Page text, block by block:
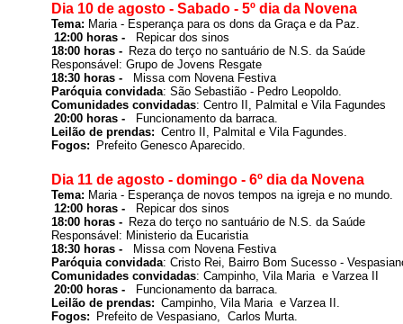
Dia 10 de agosto - Sabado - 5º dia da Novena
Tema: Maria - Esperança para os dons da Graça e da Paz.
12:00 horas -
Repicar dos sinos
18:00 horas - Reza do terço no santuário de N.S. da Saúde
Responsável: Grupo de Jovens Resgate
18:30 horas -
Missa com Novena Festiva
Paróquia convidada: São Sebastião - Pedro Leopoldo.
Comunidades convidadas: Centro II, Palmital e Vila Fagundes
20:00 horas -
Leilão de prendas: Centro II, Palmital e Vila Fagundes.
Fogos:
Prefeito Genesco Aparecido.
Dia 11 de agosto - domingo - 6º dia da Novena
Tema: Maria - Esperança de novos tempos na igreja e no mundo.
12:00 horas -
Repicar dos sinos
18:00 horas - Reza do terço no santuário de N.S. da Saúde
Responsável: Ministerio da Eucaristia
18:30 horas -
Missa com Novena Festiva
Paróquia convidada: Cristo Rei, Bairro Bom Sucesso -
Comunidades convidadas: Campinho, Vila Maria  e Varzea II
20:00 horas -
Leilão de prendas: Campinho, Vila Maria  e Varzea II .
Fogos:
Prefeito de Vespasiano,  Carlos Murta.